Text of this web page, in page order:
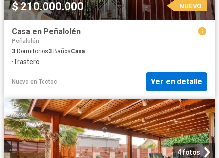
$ 210.000.000 NUEVO
Casa en Peñalolén
Peñalolén
3 Dormitorios3 BañosCasa
·Trastero
Nuevo en Toctoc Ver en detalle
4 fotos